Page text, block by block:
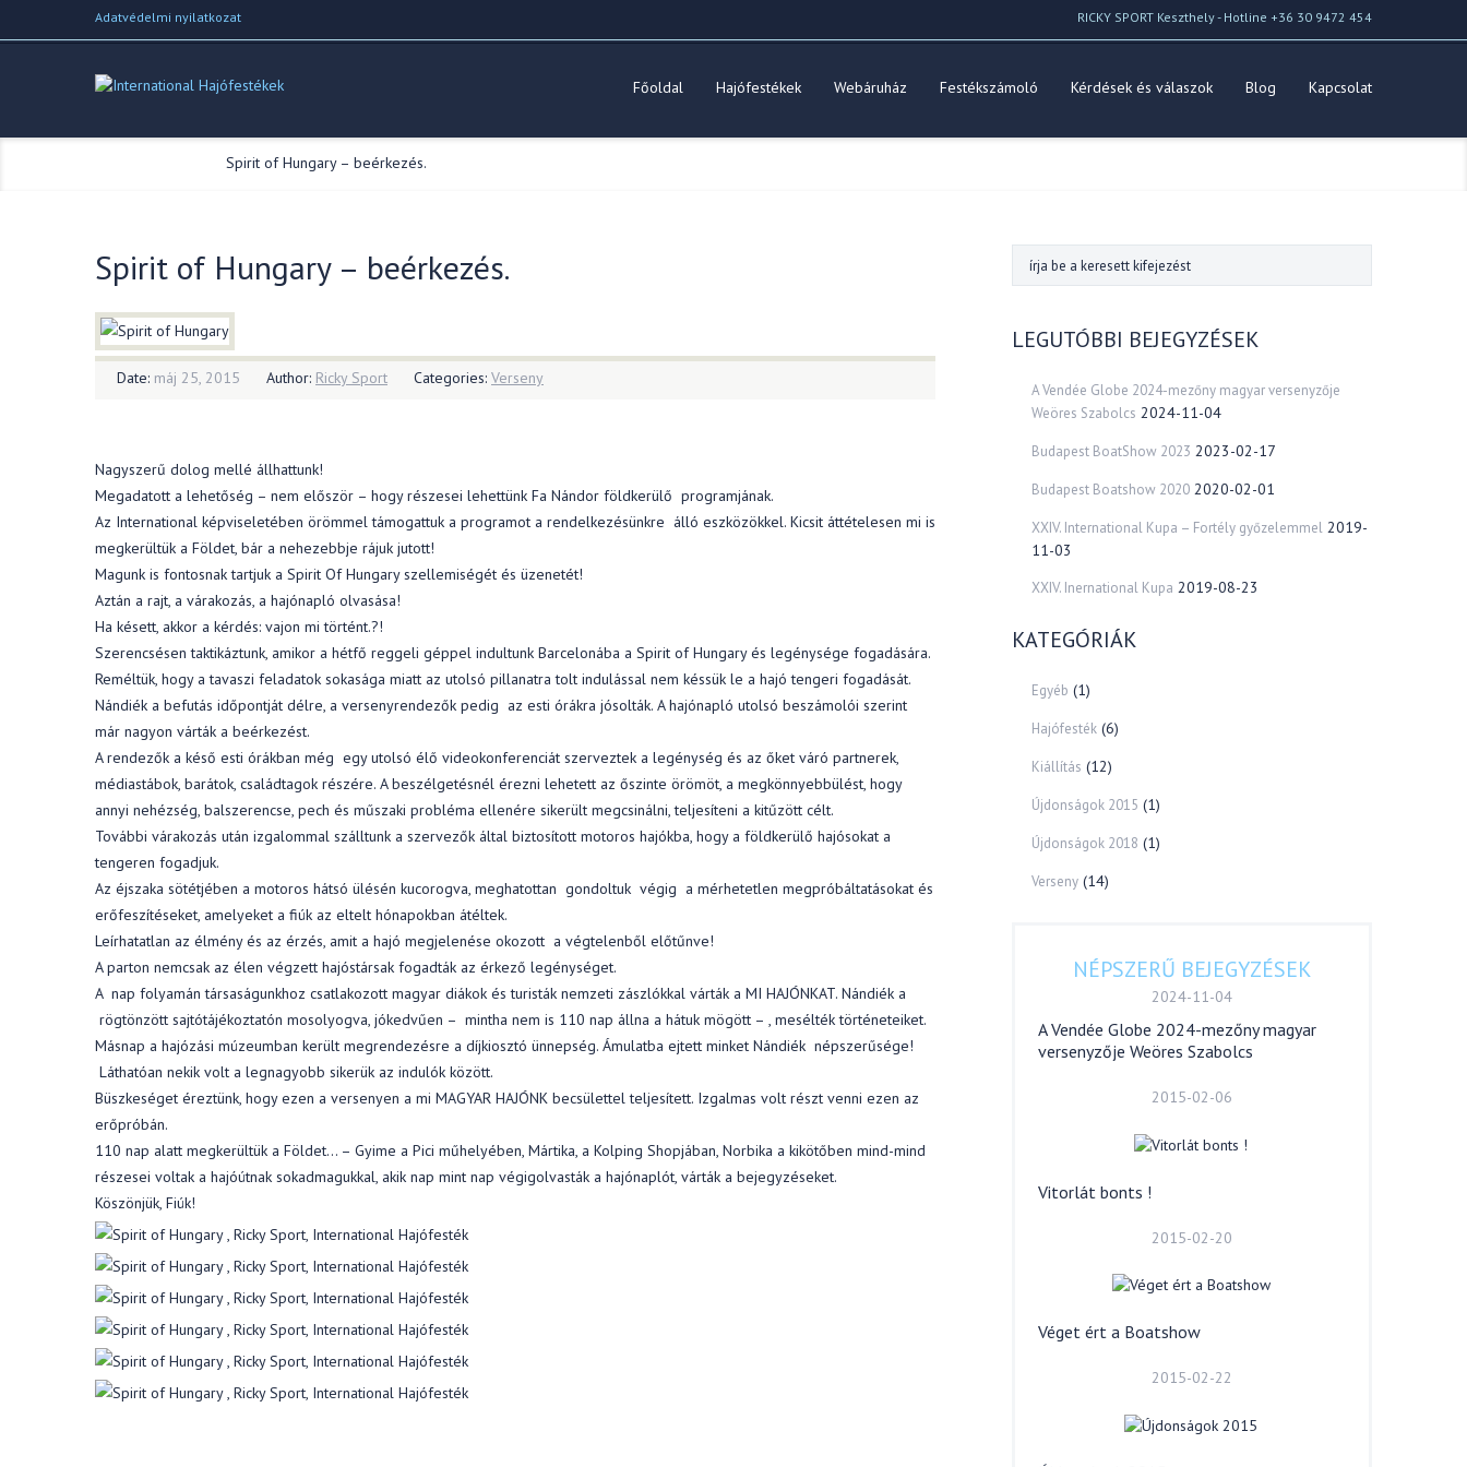
Adatvédelmi nyilatkozat RICKY SPORT Keszthely - Hotline +36 30 9472 454
Főoldal Hajófestékek Webáruház Festékszámoló Kérdések és válaszok Blog Kapcsolat
Spirit of Hungary – beérkezés.
Spirit of Hungary – beérkezés.
Date: máj 25, 2015 Author: Ricky Sport Categories: Verseny
Nagyszerű dolog mellé állhattunk!
Megadatott a lehetőség – nem először – hogy részesei lehettünk Fa Nándor földkerülő programjának.
Az International képviseletében örömmel támogattuk a programot a rendelkezésünkre álló eszközökkel. Kicsit áttételesen mi is
megkerültük a Földet, bár a nehezebbje rájuk jutott!
Magunk is fontosnak tartjuk a Spirit Of Hungary szellemiségét és üzenetét!
Aztán a rajt, a várakozás, a hajónapló olvasása!
Ha késett, akkor a kérdés: vajon mi történt.?!
Szerencsésen taktikáztunk, amikor a hétfő reggeli géppel indultunk Barcelonába a Spirit of Hungary és legénysége fogadására.
Reméltük, hogy a tavaszi feladatok sokasága miatt az utolsó pillanatra tolt indulással nem késsük le a hajó tengeri fogadását.
Nándiék a befutás időpontját délre, a versenyrendezők pedig az esti órákra jósolták. A hajónapló utolsó beszámolói szerint
már nagyon várták a beérkezést.
A rendezők a késő esti órákban még egy utolsó élő videokonferenciát szerveztek a legénység és az őket váró partnerek,
médiastábok, barátok, családtagok részére. A beszélgetésnél érezni lehetett az őszinte örömöt, a megkönnyebbülést, hogy
annyi nehézség, balszerencse, pech és műszaki probléma ellenére sikerült megcsinálni, teljesíteni a kitűzött célt.
További várakozás után izgalommal szálltunk a szervezők által biztosított motoros hajókba, hogy a földkerülő hajósokat a
tengeren fogadjuk.
Az éjszaka sötétjében a motoros hátsó ülésén kucorogva, meghatottan gondoltuk végig a mérhetetlen megpróbáltatásokat és
erőfeszítéseket, amelyeket a fiúk az eltelt hónapokban átéltek.
Leírhatatlan az élmény és az érzés, amit a hajó megjelenése okozott a végtelenből előtűnve!
A parton nemcsak az élen végzett hajóstársak fogadták az érkező legénységet.
A nap folyamán társaságunkhoz csatlakozott magyar diákok és turisták nemzeti zászlókkal várták a MI HAJÓNKAT. Nándiék a
rögtönzött sajtótájékoztatón mosolyogva, jókedvűen – mintha nem is 110 nap állna a hátuk mögött – , mesélték történeteiket.
Másnap a hajózási múzeumban került megrendezésre a díjkiosztó ünnepség. Ámulatba ejtett minket Nándiék népszerűsége!
Láthatóan nekik volt a legnagyobb sikerük az indulók között.
Büszkeséget éreztünk, hogy ezen a versenyen a mi MAGYAR HAJÓNK becsülettel teljesített. Izgalmas volt részt venni ezen az
erőpróbán.
110 nap alatt megkerültük a Földet… – Gyime a Pici műhelyében, Mártika, a Kolping Shopjában, Norbika a kikötőben mind-mind
részesei voltak a hajóútnak sokadmagukkal, akik nap mint nap végigolvasták a hajónaplót, várták a bejegyzéseket.
Köszönjük, Fiúk!
LEGUTÓBBI BEJEGYZÉSEK
A Vendée Globe 2024-mezőny magyar versenyzője
Weöres Szabolcs 2024-11-04
Budapest BoatShow 2023 2023-02-17
Budapest Boatshow 2020 2020-02-01
XXIV. International Kupa – Fortély győzelemmel 2019-
11-03
XXIV. Inernational Kupa 2019-08-23
KATEGÓRIÁK
Egyéb (1)
Hajófesték (6)
Kiállítás (12)
Újdonságok 2015 (1)
Újdonságok 2018 (1)
Verseny (14)
NÉPSZERŰ BEJEGYZÉSEK
2024-11-04
A Vendée Globe 2024-mezőny magyar
versenyzője Weöres Szabolcs
2015-02-06
Vitorlát bonts !
2015-02-20
Véget ért a Boatshow
2015-02-22